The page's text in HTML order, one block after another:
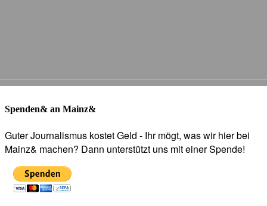
Spenden& an Mainz&
Guter Journalismus kostet Geld - Ihr mögt, was wir hier bei
Mainz& machen? Dann unterstützt uns mit einer Spende!